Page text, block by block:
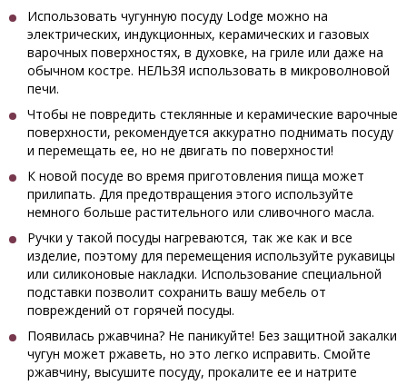
Использовать чугунную посуду Lodge можно на
электрических, индукционных, керамических и газовых
варочных поверхностях, в духовке, на гриле или даже на
обычном костре. НЕЛЬЗЯ использовать в микроволновой
печи.
Чтобы не повредить стеклянные и керамические варочные
поверхности, рекомендуется аккуратно поднимать посуду
и перемещать ее, но не двигать по поверхности!
К новой посуде во время приготовления пища может
прилипать. Для предотвращения этого используйте
немного больше растительного или сливочного масла.
Ручки у такой посуды нагреваются, так же как и все
изделие, поэтому для перемещения используйте рукавицы
или силиконовые накладки. Использование специальной
подставки позволит сохранить вашу мебель от
повреждений от горячей посуды.
Появилась ржавчина? Не паникуйте! Без защитной закалки
чугун может ржаветь, но это легко исправить. Смойте
ржавчину, высушите посуду, прокалите ее и натрите